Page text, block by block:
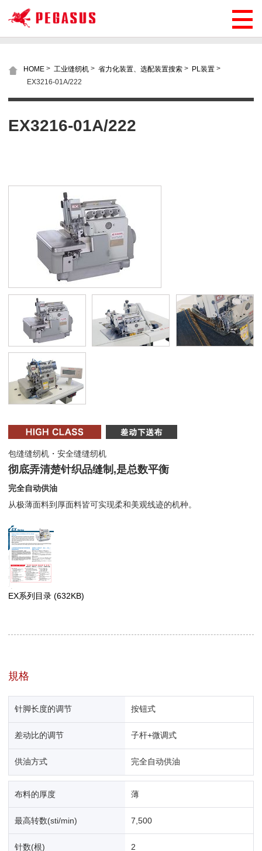
HOME > 工业缝纫机 > 省力化装置、选配装置搜索 > PL装置 >
EX3216-01A/222
EX3216-01A/222
包缝缝纫机・安全缝缝纫机
彻底弄清楚针织品缝制,是总数平衡
完全自动供油
从极薄面料到厚面料皆可实现柔和美观线迹的机种。
EX系列目录 (632KB)
規格
针脚长度的调节 按钮式
差动比的调节 子杆+微调式
供油方式 完全自动供油
布料的厚度 薄
最高转数(sti/min) 7,500
针数(根) 2